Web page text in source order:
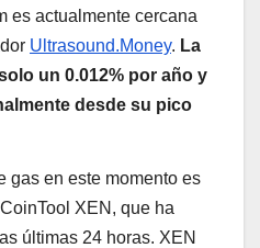
es actualmente cercana
Ultrasound.Money. La
un 0.012% por año y
desde su pico
gas en este momento es
XEN, que ha
últimas 24 horas. XEN